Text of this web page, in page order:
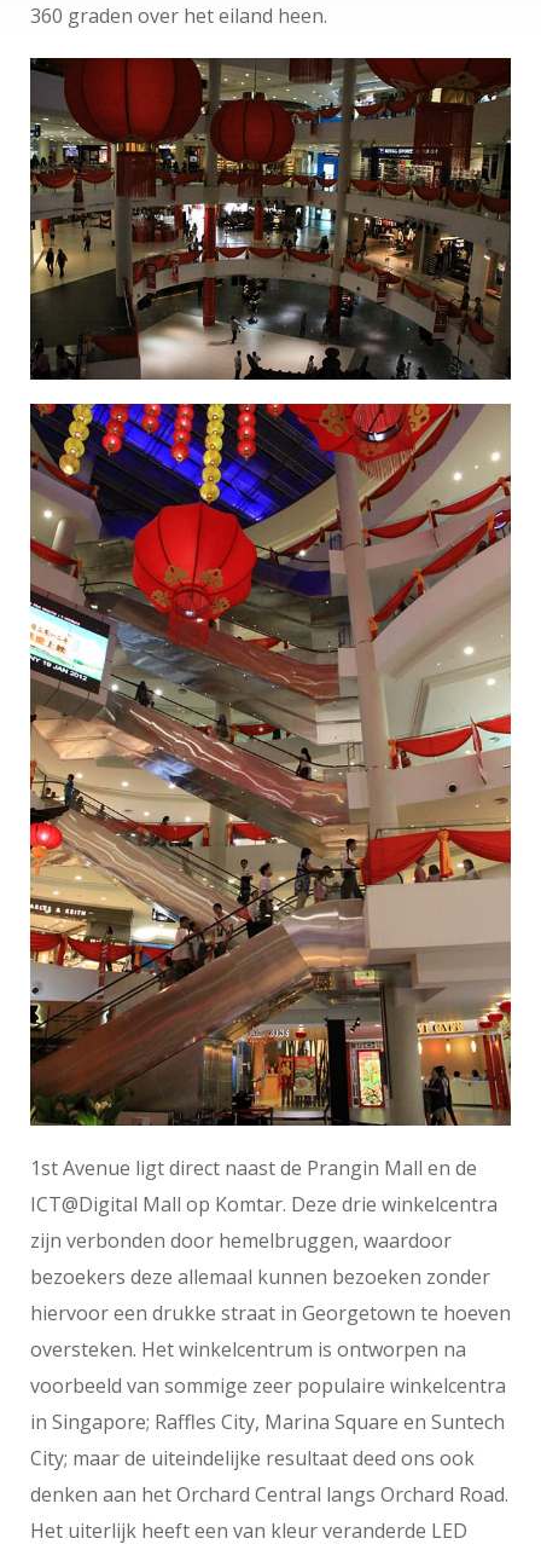
360 graden over het eiland heen.
1st Avenue ligt direct naast de Prangin Mall en de
ICT@Digital Mall op Komtar. Deze drie winkelcentra
zijn verbonden door hemelbruggen, waardoor
bezoekers deze allemaal kunnen bezoeken zonder
hiervoor een drukke straat in Georgetown te hoeven
oversteken. Het winkelcentrum is ontworpen na
voorbeeld van sommige zeer populaire winkelcentra
in Singapore; Raffles City, Marina Square en Suntech
City; maar de uiteindelijke resultaat deed ons ook
denken aan het Orchard Central langs Orchard Road.
Het uiterlijk heeft een van kleur veranderde LED